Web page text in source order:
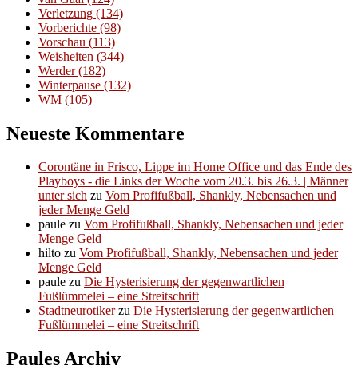
Verletzung (134)
Vorberichte (98)
Vorschau (113)
Weisheiten (344)
Werder(182)
Winterpause (132)
WM (105)
Neueste Kommentare
Corontäne in Frisco, Lippe im Home Office und das Ende des
Playboys - die Links der Woche vom 20.3. bis 26.3. | Männer
unter sich zu Vom Profifußball, Shankly, Nebensachen und
jeder Menge Geld
paule zu Vom Profifußball, Shankly, Nebensachen und jeder
Menge Geld
hilto zu Vom Profifußball, Shankly, Nebensachen und jeder
Menge Geld
paule zu Die Hysterisierung der gegenwartlichen
Fußlümmelei – eine Streitschrift
Stadtneurotikerzu Die Hysterisierung der gegenwartlichen
Fußlümmelei – eine Streitschrift
Paules Archiv